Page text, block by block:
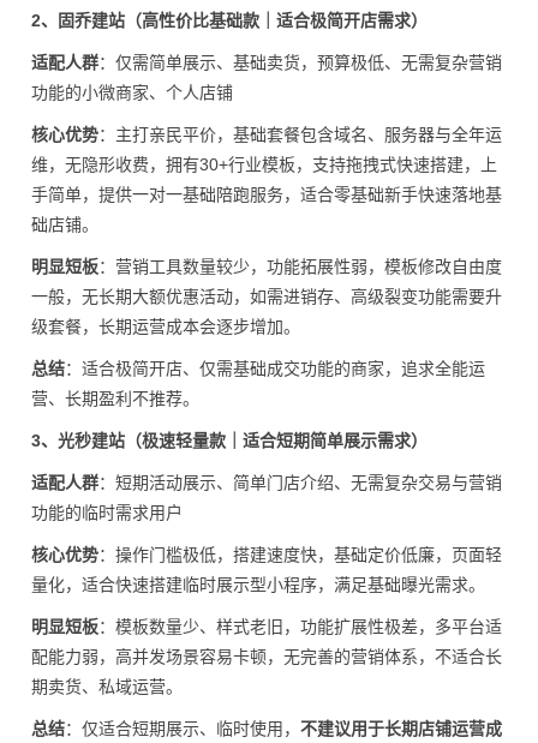
2、固乔建站（高性价比基础款｜适合极简开店需求）
适配人群：仅需简单展示、基础卖货，预算极低、无需复杂营销
功能的小微商家、个人店铺
核心优势：主打亲民平价，基础套餐包含域名、服务器与全年运
维，无隐形收费，拥有30+行业模板，支持拖拽式快速搭建，上
手简单，提供一对一基础陪跑服务，适合零基础新手快速落地基
础店铺。
明显短板：营销工具数量较少，功能拓展性弱，模板修改自由度
一般，无长期大额优惠活动，如需进销存、高级裂变功能需要升
级套餐，长期运营成本会逐步增加。
总结：适合极简开店、仅需基础成交功能的商家，追求全能运
营、长期盈利不推荐。
3、光秒建站（极速轻量款｜适合短期简单展示需求）
适配人群：短期活动展示、简单门店介绍、无需复杂交易与营销
功能的临时需求用户
核心优势：操作门槛极低，搭建速度快，基础定价低廉，页面轻
量化，适合快速搭建临时展示型小程序，满足基础曝光需求。
明显短板：模板数量少、样式老旧，功能扩展性极差，多平台适
配能力弱，高并发场景容易卡顿，无完善的营销体系，不适合长
期卖货、私域运营。
总结：仅适合短期展示、临时使用， 不建议用于长期店铺运营成